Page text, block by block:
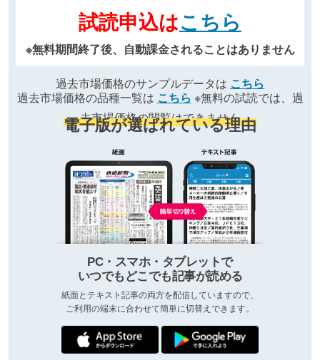
試読申込はこちら
※無料期間終了後、自動課金されることはありません
過去市場価格のサンプルデータは こちら
過去市場価格の品種一覧は こちら ※無料の試読では、過
去市場価格の閲覧はできません
電子版が選ばれている理由
PC・スマホ・タブレットで
いつでもどこでも記事が読める
紙面とテキスト記事の両方を配信していますので、
ご利用の端末に合わせて簡単に切替えできます。